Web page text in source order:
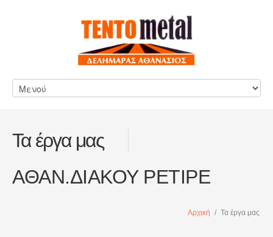
Τα έργα μας
ΑΘΑΝ.ΔΙΑΚΟΥ ΡΕΤΙΡΕ
Αρχική / Τα έργα μας